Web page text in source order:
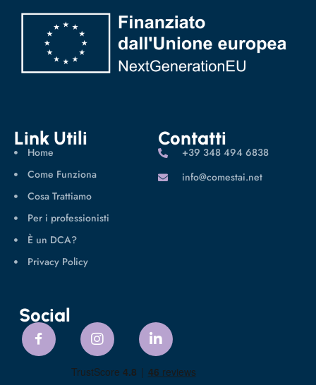
Link Utili
Home
Come Funziona
Cosa Trattiamo
Per i professionisti
È un DCA?
Privacy Policy
Contatti
‪+39 348 494 6838
info@comestai.net
Social